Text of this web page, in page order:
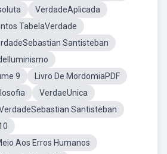
VerdadeAplicada
TabelaVerdade
Santisteban
9
Livro De MordomiaPDF
VerdaeUnica
Santisteban
Aos Erros Humanos